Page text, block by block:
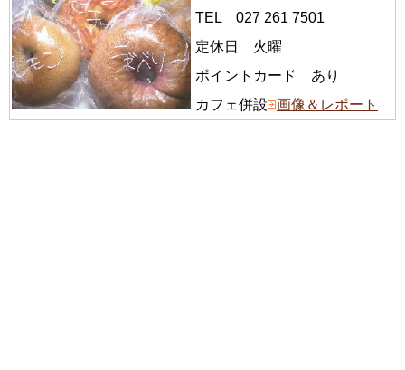
TEL 027 261 7501
定休日 火曜
ポイントカード あり
カフェ併設
画像＆レポート